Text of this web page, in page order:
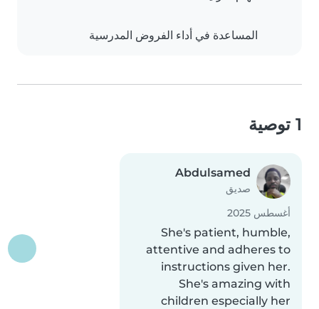
المساعدة في أداء الفروض المدرسية
1 توصية
Abdulsamed
صديق
أغسطس 2025
She's patient, humble,
attentive and adheres to
instructions given her.
She's amazing with
children especially her